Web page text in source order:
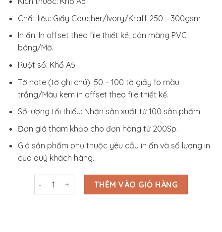
Chất liệu: Giấy Coucher/Ivory/Kraff 250 – 300gsm
In ấn: In offset theo file thiết kế, cán màng PVC
bóng/Mờ.
Ruột sổ: Khổ A5
Tờ note (tờ ghi chú): 50 – 100 tờ giấy fo màu
trắng/Màu kem in offset theo file thiết kế.
Số lượng tối thiểu: Nhận sản xuất từ 100 sản phẩm.
Đơn giá tham khảo cho đơn hàng từ 200Sp.
Giá sản phẩm phụ thuộc yêu cầu in ấn và số lượng in
của quý khách hàng.
Sổ Tay Bìa Giấy Kraff_ST3S005 số lượng
THÊM VÀO GIỎ HÀNG